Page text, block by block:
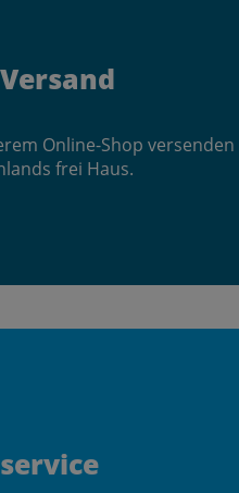
Online-Shop versenden
frei Haus.